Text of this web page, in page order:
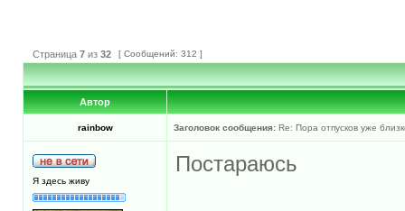
Страница 7 из 32 [ Сообщений: 312 ]
Автор
rainbow Заголовок сообщения: Re: Пора отпусков уже
Я здесь живу
Постараюсь